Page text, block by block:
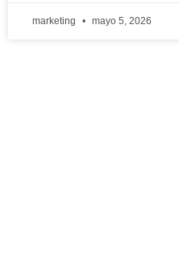
marketing mayo 5, 2026